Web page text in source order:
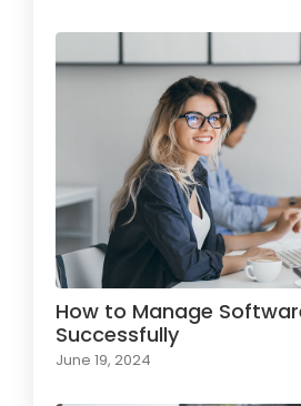
How to Manage
Successfully
June 19, 2024